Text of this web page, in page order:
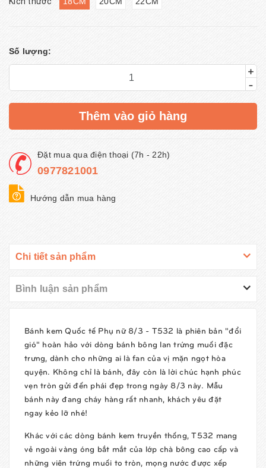
Số lượng:
+
-
Thêm vào giỏ hàng
Đặt mua qua điện thoại (7h - 22h)
0977821001
Hướng dẫn mua hàng
Chi tiết sản phẩm
Bình luận sản phẩm
Bánh kem Quốc tế Phụ nữ 8/3 - T532 là phiên bản "đổi
gió" hoàn hảo với dòng bánh bông lan trứng muối đặc
trưng, dành cho những ai là fan của vị mặn ngọt hòa
quyện. Không chỉ là bánh, đây còn là lời chúc hạnh phúc
vẹn tròn gửi đến phái đẹp trong ngày 8/3 này. Mẫu
bánh này đang cháy hàng rất nhanh, khách yêuđặt
ngay kẻo lỡ nhé!
Khác với các dòng bánh kem truyền thống, T532 mang
vẻ ngoài vàng óng bắt mắt của lớp chà bông cao cấp và
những viên trứng muối to tròn, mọng nước được xếp